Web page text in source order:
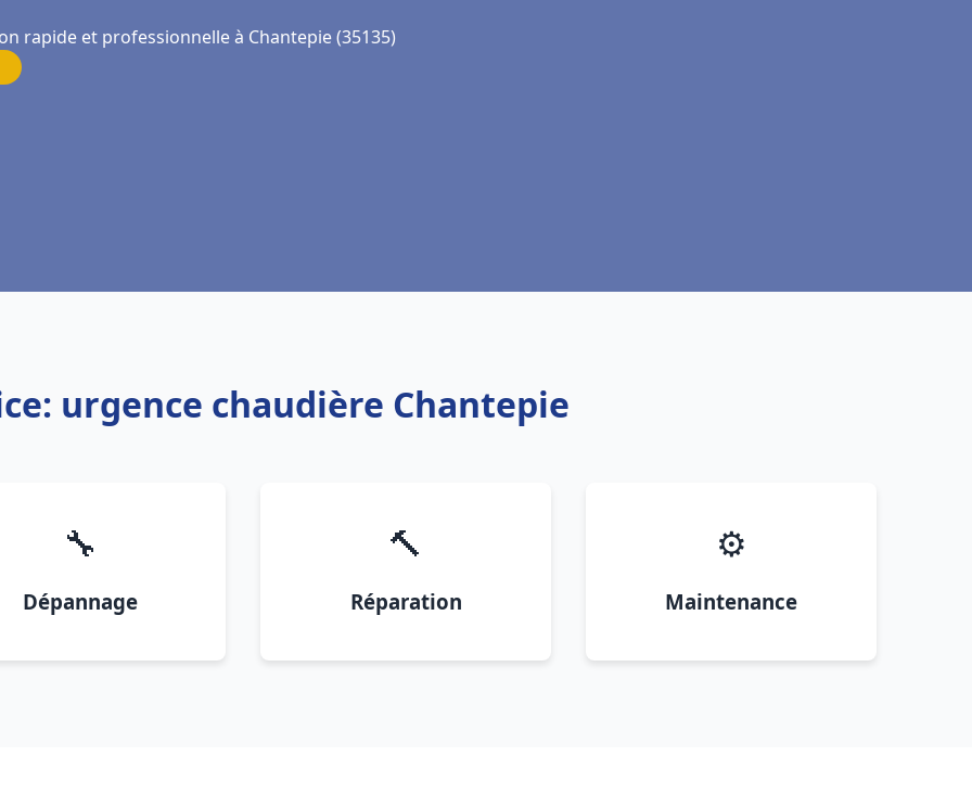
rapide et professionnelle à Chantepie (35135)
urgence chaudière Chantepie
🔧
Dépannage
🔨
Réparation
⚙️
Maintenance